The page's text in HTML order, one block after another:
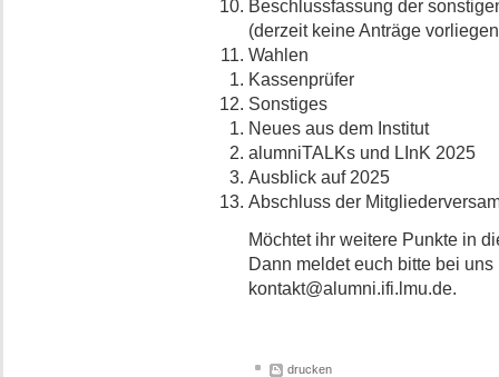
Beschlussfassung der
(derzeit keine Anträge
Wahlen
Kassenprüfer
Sonstiges
Neues aus dem Institut
alumniTALKs und LInK 2025
Ausblick auf 2025
Abschluss der
Möchtet ihr weitere Punkte in
Dann meldet euch bitte bei
kontakt@alumni.ifi.lmu.de.
drucken